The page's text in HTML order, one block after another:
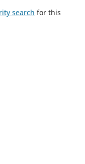
search for this